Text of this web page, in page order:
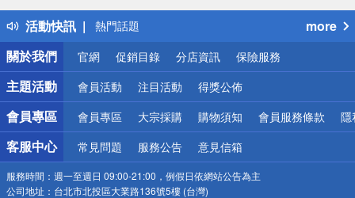
活動快訊
得獎公告
熱門話題
銀行優惠
偏遠地區配送
詐騙網頁！請小心！
more
關於我們
官網 促銷目錄 分店資訊 保險服務
主題活動 會員活動 注目活動 得獎公佈
會員專區 會員專區 大宗採購 購物須知 會員服務條款 隱
客服中心 常見問題 服務公告 意見信箱
服務時間： 週一至週日 09:00-21:00，例假日依網站公告為主
公司地址： 台北市北投區大業路136號5樓 (台灣)